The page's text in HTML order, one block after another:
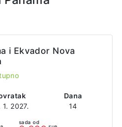
1. 2027.
Dana
14
i Ekvador Nova
sada od